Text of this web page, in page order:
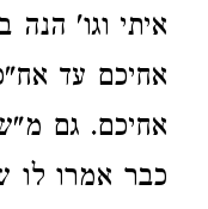
איתי וגו'
אחיכם עד
אחיכם. גם
כבר אמרו לו